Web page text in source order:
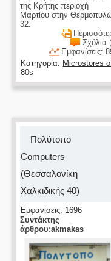
της Κρήτης περιοχή
Μαρτίου στην
32.
Σχόλια
Εμφανίσεις:
Κατηγορία: Microstores
80s
Πολύτοπο
Computers
(Θεσσαλονίκη
Χαλκιδικής 40)
Εμφανίσεις: 1696
Συντάκτης
άρθρου:akmakas